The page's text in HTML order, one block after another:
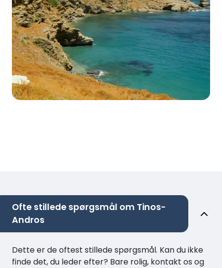
Ofte stillede spørgsmål om Tinos-
Andros
Dette er de oftest stillede spørgsmål. Kan du ikke
finde det, du leder efter? Bare rolig, kontakt os og